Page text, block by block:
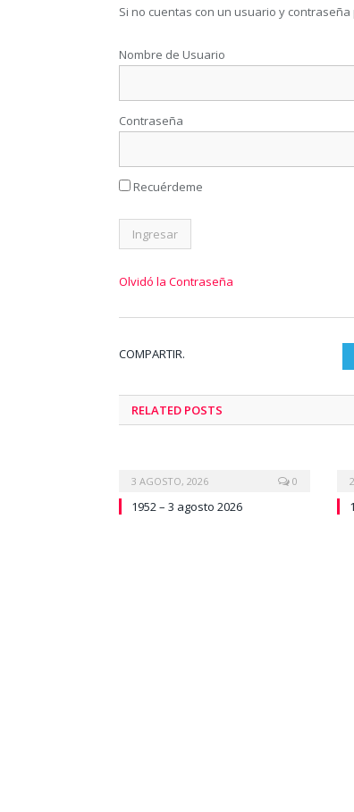
Si no cuentas con un usuario y
Nombre de Usuario
Contraseña
Recuérdeme
Olvidó la Contraseña
COMPARTIR.
RELATED POSTS
3 AGOSTO, 2026 0
1952 – 3 agosto 2026